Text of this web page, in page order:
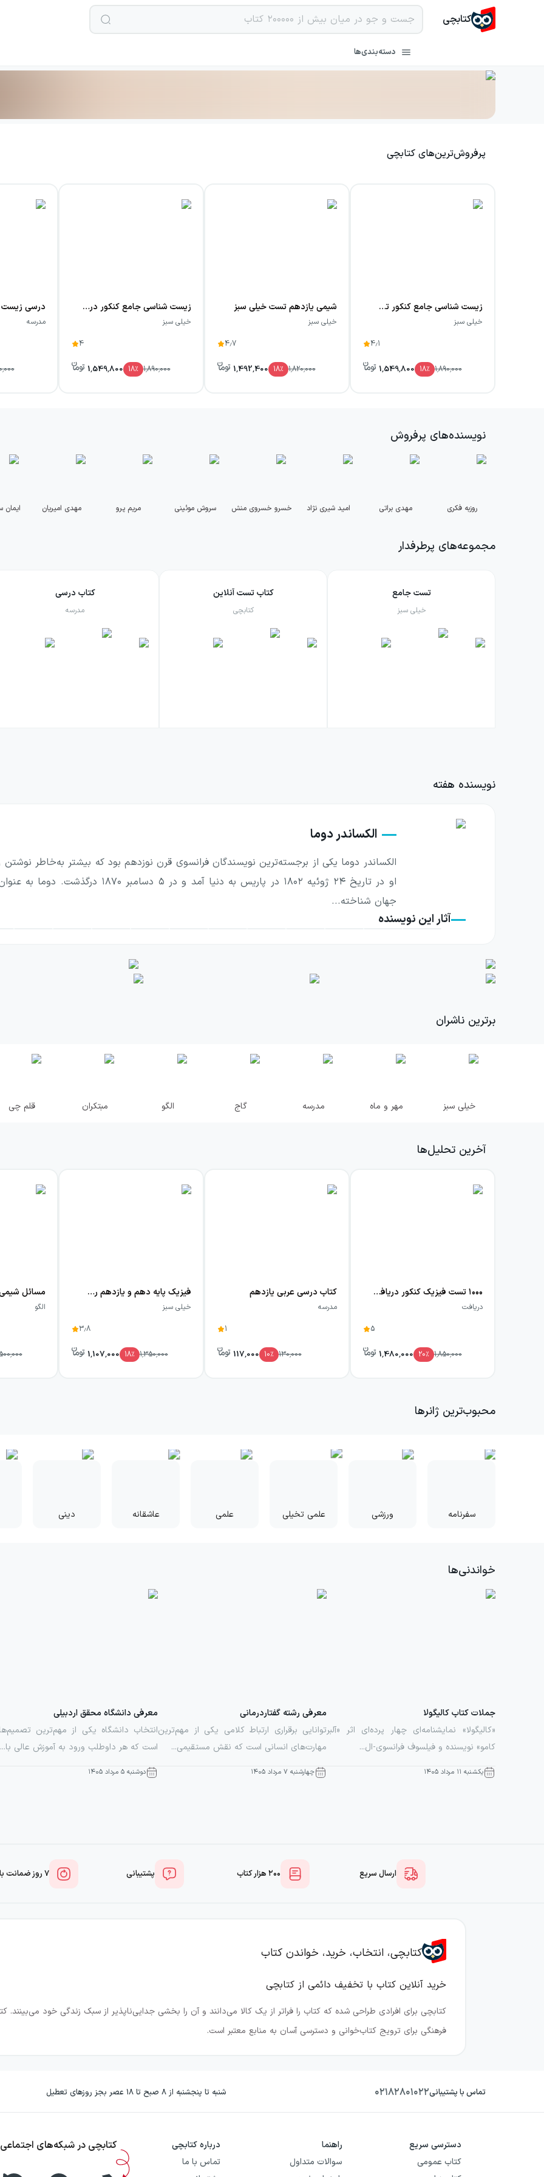
کتابچی
دسته‌بندی‌ها
پرفروش‌ترین‌های کتابچی
زیست شناسی جامع کنکور تست خیلی سبز (جلد اول)
خیلی سبز
4.1
1,890,000
18٪ 1,549,800
شیمی یازدهم تست خیلی سبز
خیلی سبز
4.7
1,820,000
18٪ 1,492,400
زیست شناسی جامع کنکور درسنامه و پاسخ خیلی سبز (جلد دوم)
خیلی سبز
4
1,890,000
18٪ 1,549,800
مدرسه
نویسنده‌های پرفروش
روزبه فکری مهدی براتی امید شیری نژاد خسرو خسروی منش سروش موئینی مریم پرو مهدی امیریان ایمان
مجموعه‌های پرطرفدار
تست جامع
خیلی سبز
کتاب تست آنلاین
کتابچی
کتاب درسی
مدرسه
نویسنده هفته
الکساندر دوما
الکساندر دوما یکی از برجسته‌ترین نویسندگان فرانسوی قرن نوزدهم بود که بیشتر به‌خاطر
او در تاریخ ۲۴ ژوئیه ۱۸۰۲ در پاریس به
جهان شناخته...
آثار این نویسنده
برترین ناشران
خیلی سبز مهر و ماه مدرسه گاج الگو مبتکران قلم چی
آخرین تحلیل‌ها
۱۰۰۰ تست فیزیک کنکور دریافت
دریافت
5
1,850,000
20٪ 1,480,000
کتاب درسی عربی یازدهم
مدرسه
1
130,000
10٪ 117,000
فیزیک پایه دهم و یازدهم رشته تجربی خیلی سبز (جلد اول)
خیلی سبز
3.8
1,350,000
18٪ 1,107,000
مسائل شیمی
الگو
محبوب‌ترین ژانرها
سفرنامه ورزشی علمی تخیلی علمی عاشقانه دینی
خواندنی‌ها
جملات کتاب کالیگولا
«کالیگولا» نمایشنامه‌ای چهار پرده‌ای اثر «آلبر
کامو» نویسنده و فیلسوف فرانسوی-ال...
یکشنبه ۱۱ مرداد ۱۴۰۵
معرفی رشته گفتاردرمانی
توانایی برقراری ارتباط کلامی یکی از مهم‌ترین
مهارت‌های انسانی است که نقش مستقیمی...
چهارشنبه ۷ مرداد ۱۴۰۵
معرفی دانشگاه محقق اردبیلی
انتخاب دانشگاه یکی از مهم‌ترین
است که هر داوطلب ورود به آموزش عالی با...
دوشنبه ۵ مرداد ۱۴۰۵
ارسال سریع ۲۰۰ هزار کتاب پشتیبانی ۷ روز ضمانت بازگشت
کتابچی، انتخاب، خرید، خواندن کتاب
خرید آنلاین کتاب با تخفیف دائمی از کتابچی
کتابچی برای افرادی طراحی شده که کتاب را فراتر از یک کالا می‌دانند و آن را بخشی جدایی‌ناپذیر از سبک زندگی خود
فرهنگی برای ترویج کتاب‌خوانی و دسترسی آسان به منابع معتبر است.
کتابچی با تنوع گسترده منابع، پاسخ‌گوی همه سلیقه‌ها و نیازهای مطالعاتی است و خریدی آسان و مطمئن را برای شما فراهم
تماس با پشتیبانی۰۲۱۸۲۸۰۱۰۲۲ شنبه تا پنجشنبه از ۸ صبح تا ۱۸ عصر بجز روزهای تعطیل
دسترسی سریع
کتاب عمومی
راهنما
سوالات متداول
درباره کتابچی
تماس با ما
کتابچی در شبکه‌های اجتماعی